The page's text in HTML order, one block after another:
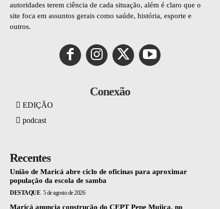
autoridades terem ciência de cada situação, além é claro que o
site foca em assuntos gerais como saúde, história, esporte e
outros.
Conexão
EDIÇÃO
podcast
Recentes
União de Maricá abre ciclo de oficinas para aproximar
população da escola de samba
DESTAQUE 5 de agosto de 2026
Maricá anuncia construção do CEPT Pepe Mujica, no